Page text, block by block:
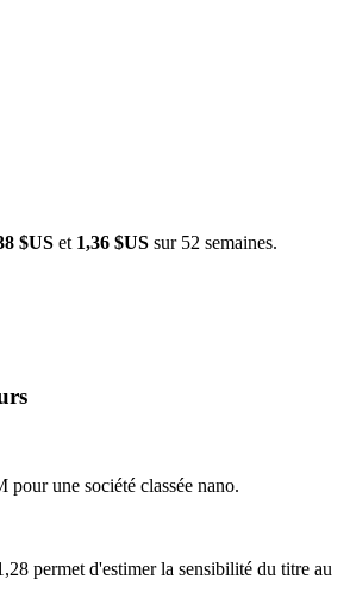
$US et 1,36 $US sur 52 semaines.
pour une société classée nano.
permet d'estimer la sensibilité du titre au